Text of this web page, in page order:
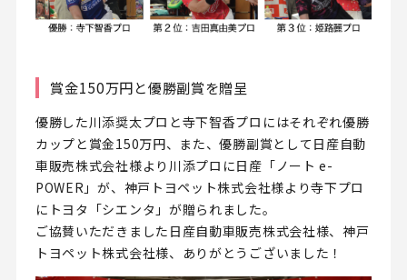
賞金150万円と優勝副賞を贈呈
優勝した川添奨太プロと寺下智香プロにはそれぞれ優勝
カップと賞金150万円、また、優勝副賞として日産自動
車販売株式会社様より川添プロに日産「ノート e-
POWER」が、神戸トヨペット株式会社様より寺下プロ
にトヨタ「シエンタ」が贈られました。
ご協賛いただきました日産自動車販売株式会社様、神戸
トヨペット株式会社様、ありがとうございました！